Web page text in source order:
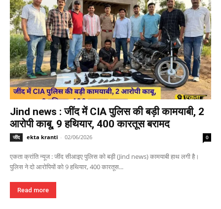
Jind news : जींद में CIA पुलिस की बड़ी कामयाबी, 2
आरोपी काबू, 9 हथियार, 400 कारतूस बरामद
जींद ekta kranti - 02/06/2026 0
एकता क्रांति न्यूज : जींद सीआइए पुलिस को बड़ी (Jind news) कामयाबी हाथ लगी है।
पुलिस ने दो आरोपियों को 9 हथियार, 400 कारतूस...
Read more